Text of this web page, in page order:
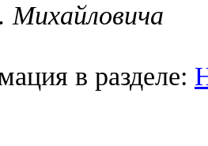
Михайловича
в разделе: